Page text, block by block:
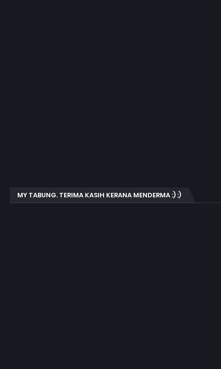
MY TABUNG. TERIMA KASIH KERANA MENDERMA :) :)